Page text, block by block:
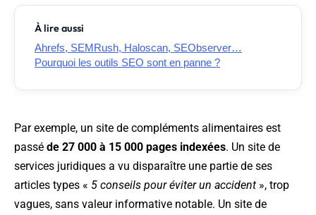
À lire aussi
Ahrefs, SEMRush, Haloscan, SEObserver…
Pourquoi les outils SEO sont en panne ?
Par exemple, un site de compléments alimentaires est
passé de 27 000 à 15 000 pages indexées. Un site de
services juridiques a vu disparaître une partie de ses
articles types « 5 conseils pour éviter un accident », trop
vagues, sans valeur informative notable. Un site de